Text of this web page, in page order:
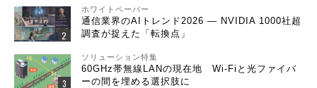
ホワイトペーパー
通信業界のAIトレンド2026 ― NVIDIA 1000社超
調査が捉えた「転換点」
ソリューション特集
60GHz帯無線LANの現在地 Wi-Fiと光ファイバ
ーの間を埋める選択肢に